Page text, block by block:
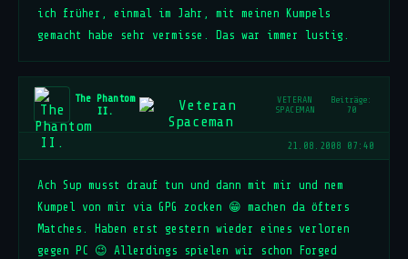
ich früher, einmal im Jahr, mit meinen Kumpels
gemacht habe sehr vermisse. Das war immer lustig.
The Phantom
II.
VETERAN
SPACEMAN
Beiträge:
70
21.08.2008 07:40
Ach Sup musst drauf tun und dann mit mir und nem
Kumpel von mir via GPG zocken 😁 machen da öfters
Matches. Haben erst gestern wieder eines verloren
gegen PC 😉 Allerdings spielen wir schon Forged